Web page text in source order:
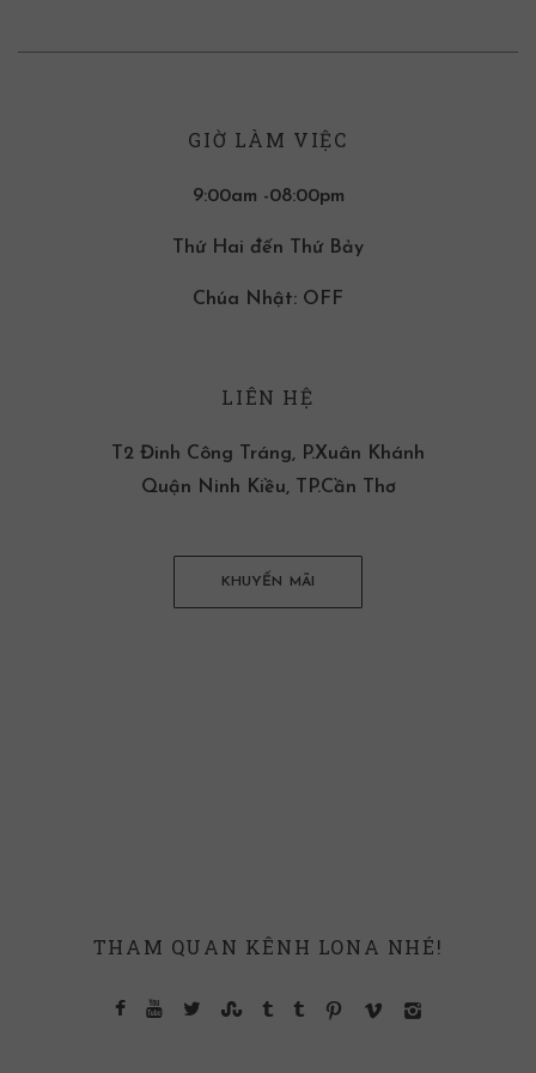
GIỜ LÀM VIỆC
9:00am -08:00pm
Thứ Hai đến Thứ Bảy
Chúa Nhật: OFF
LIÊN HỆ
T2 Đinh Công Tráng, P.Xuân Khánh
Quận Ninh Kiều, TP.Cần Thơ
KHUYẾN MÃI
THAM QUAN KÊNH LONA NHÉ!